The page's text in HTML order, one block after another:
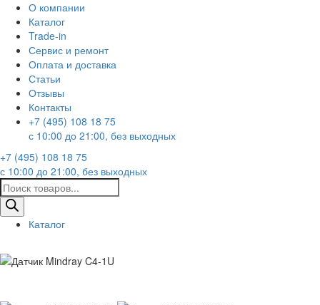
О компании
Каталог
Trade-in
Сервис и ремонт
Оплата и доставка
Статьи
Отзывы
Контакты
+7 (495) 108 18 75
с 10:00 до 21:00, без выходных
+7 (495) 108 18 75
с 10:00 до 21:00, без выходных
Поиск
товаров
Каталог